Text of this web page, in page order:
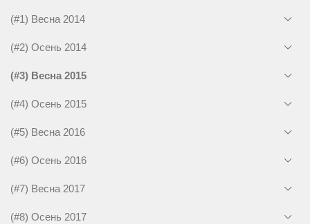
(#1) Весна 2014
(#2) Осень 2014
(#3) Весна 2015
(#4) Осень 2015
(#5) Весна 2016
(#6) Осень 2016
(#7) Весна 2017
(#8) Осень 2017